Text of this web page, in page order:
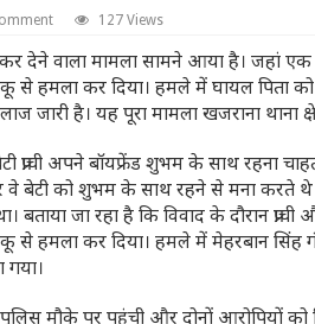
127 Views
कर देने वाला मामला सामने आया है। जहां
से हमला कर दिया। हमले में घायल पिता
जारी है। यह पूरा मामला खजराना थाना
अपने बॉयफ्रेंड शुभम के साथ रहना
वे बेटी को शुभम के साथ रहने से मना करते
जा रहा है कि विवाद के दौरान
से हमला कर दिया। हमले में मेहरबान सिंह
मौके पर पहुंची और दोनों आरोपियों को